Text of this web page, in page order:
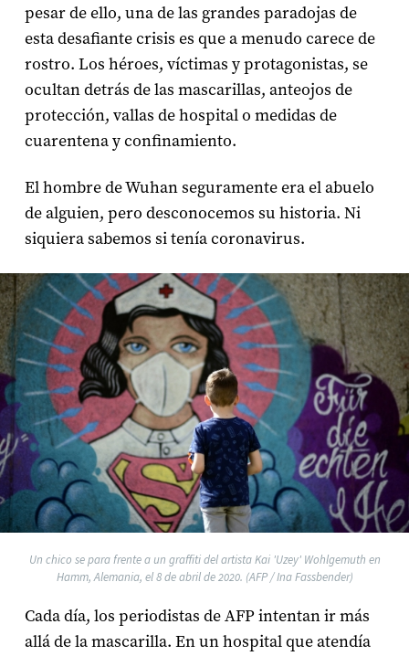
pesar de ello, una de las grandes paradojas de
esta desafiante crisis es que a menudo carece de
rostro. Los héroes, víctimas y protagonistas, se
ocultan detrás de las mascarillas, anteojos de
protección, vallas de hospital o medidas de
cuarentena y confinamiento.
El hombre de Wuhan seguramente era el abuelo
de alguien, pero desconocemos su historia. Ni
siquiera sabemos si tenía coronavirus.
Un chico se para frente a un graffiti del artista Kai 'Uzey' Wohlgemuth en
Hamm, Alemania, el 8 de abril de 2020. (AFP / Ina Fassbender)
Cada día, los periodistas de AFP intentan ir más
allá de la mascarilla. En un hospital que atendía